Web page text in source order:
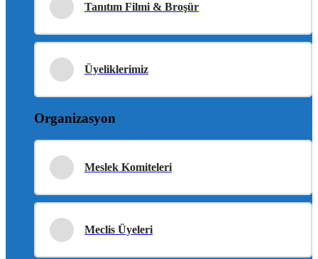
Tanıtım Filmi & Broşür
Üyeliklerimiz
Organizasyon
Meslek Komiteleri
Meclis Üyeleri